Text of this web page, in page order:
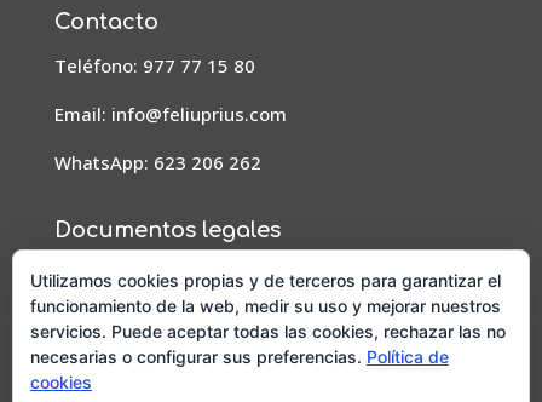
Contacto
Teléfono: 977 77 15 80
Email: info@feliuprius.com
WhatsApp: 623 206 262
Documentos legales
Aviso Legal
Condiciones de pedidos, envío y devoluciones
Política de privacidad
Utilizamos cookies propias y de terceros para garantizar el
funcionamiento de la web, medir su uso y mejorar nuestros
servicios. Puede aceptar todas las cookies, rechazar las no
necesarias o configurar sus preferencias. Política de
cookies